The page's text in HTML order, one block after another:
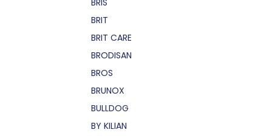
BRIS
BRIT
BRIT CARE
BRODISAN
BROS
BRUNOX
BULLDOG
BY KILIAN